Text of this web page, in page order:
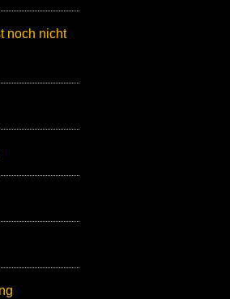
noch nicht